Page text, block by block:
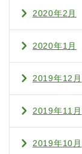
2020年2月
2020年1月
2019年12月
2019年11月
2019年10月